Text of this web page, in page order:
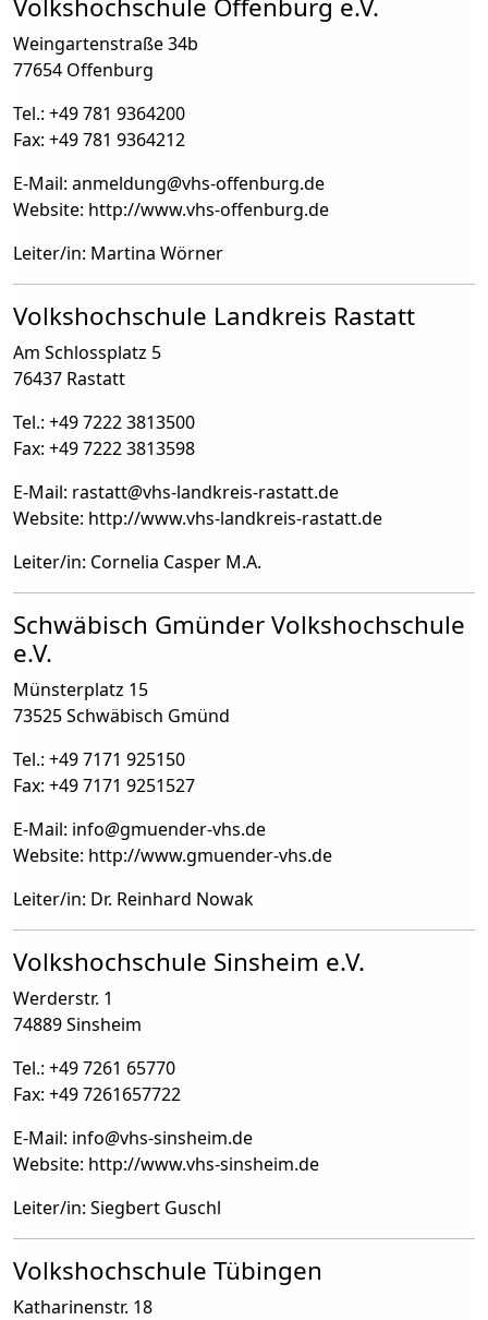
Volkshochschule Offenburg e.V.
Weingartenstraße 34b
77654 Offenburg
Tel.: +49 781 9364200
Fax: +49 781 9364212
E-Mail: anmeldung@vhs-offenburg.de
Website: http://www.vhs-offenburg.de
Leiter/in: Martina Wörner
Volkshochschule Landkreis Rastatt
Am Schlossplatz 5
76437 Rastatt
Tel.: +49 7222 3813500
Fax: +49 7222 3813598
E-Mail: rastatt@vhs-landkreis-rastatt.de
Website: http://www.vhs-landkreis-rastatt.de
Leiter/in: Cornelia Casper M.A.
Schwäbisch Gmünder Volkshochschule
e.V.
Münsterplatz 15
73525 Schwäbisch Gmünd
Tel.: +49 7171 925150
Fax: +49 7171 9251527
E-Mail: info@gmuender-vhs.de
Website: http://www.gmuender-vhs.de
Leiter/in: Dr. Reinhard Nowak
Volkshochschule Sinsheim e.V.
Werderstr. 1
74889 Sinsheim
Tel.: +49 7261 65770
Fax: +49 7261657722
E-Mail: info@vhs-sinsheim.de
Website: http://www.vhs-sinsheim.de
Leiter/in: Siegbert Guschl
Volkshochschule Tübingen
Katharinenstr. 18